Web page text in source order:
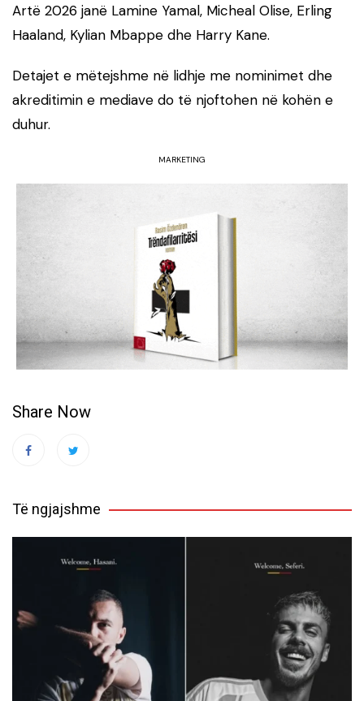
Artë 2026 janë Lamine Yamal, Micheal Olise, Erling
Haaland, Kylian Mbappe dhe Harry Kane.
Detajet e mëtejshme në lidhje me nominimet dhe
akreditimin e mediave do të njoftohen në kohën e
duhur.
MARKETING
Share Now
Të ngjajshme